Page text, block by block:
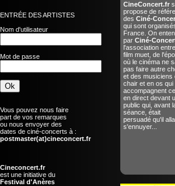
ENTRÉE DES ARTISTES
Nom d'utilisateur
Mot de passe
Vous pouvez nous faire
part de vos remarques
ou nous envoyer des
dates de ciné-concerts à :
postmaster(at)cineconcert.fr
Cineconcert.fr
est une initiative du
Festival d'Anères
CineConcert.fr
propose de
des Ciné-
qui sont
France. On
par Ciné-
l'association
film muet, de
où le cinéma ne
pas faire autre
et des musiciens
chair et en os qui
accompagnent
en direct devant
public qui, avant
séance, était
persuadé qu'il
s'ennuyer...